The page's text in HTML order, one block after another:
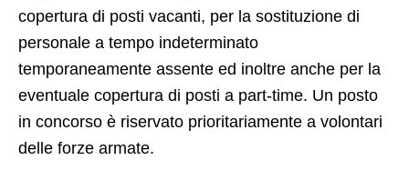
copertura di posti vacanti, per la sostituzione di
personale a tempo indeterminato
temporaneamente assente ed inoltre anche per la
eventuale copertura di posti a part-time. Un posto
in concorso è riservato prioritariamente a volontari
delle forze armate.